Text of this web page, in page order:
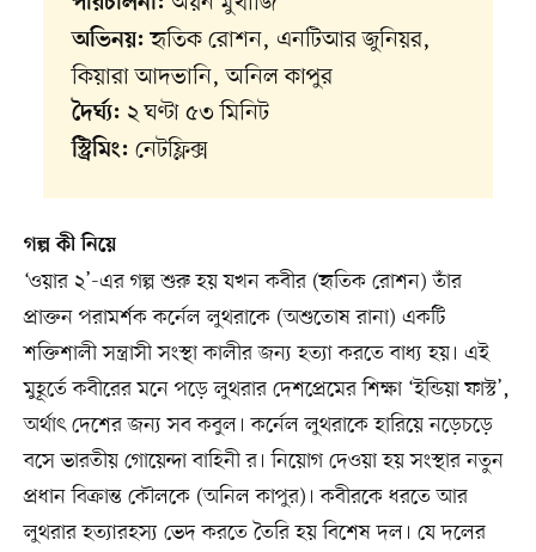
অভিনয়: হৃতিক রোশন, এনটিআর জুনিয়র,
কিয়ারা আদভানি, অনিল কাপুর
দৈর্ঘ্য: ২ ঘণ্টা ৫৩ মিনিট
স্ট্রিমিং: নেটফ্লিক্স
গল্প কী নিয়ে
‘ওয়ার ২’-এর গল্প শুরু হয় যখন কবীর (হৃতিক রোশন) তাঁর
প্রাক্তন পরামর্শক কর্নেল লুথরাকে (অশুতোষ রানা) একটি
শক্তিশালী সন্ত্রাসী সংস্থা কালীর জন্য হত্যা করতে বাধ্য হয়। এই
মুহূর্তে কবীরের মনে পড়ে লুথরার দেশপ্রেমের শিক্ষা ‘ইন্ডিয়া ফাস্ট’,
অর্থাৎ দেশের জন্য সব কবুল। কর্নেল লুথরাকে হারিয়ে নড়েচড়ে
বসে ভারতীয় গোয়েন্দা বাহিনী র। নিয়োগ দেওয়া হয় সংস্থার নতুন
প্রধান বিক্রান্ত কৌলকে (অনিল কাপুর)। কবীরকে ধরতে আর
লুথরার হত্যারহস্য ভেদ করতে তৈরি হয় বিশেষ দল। যে দলের